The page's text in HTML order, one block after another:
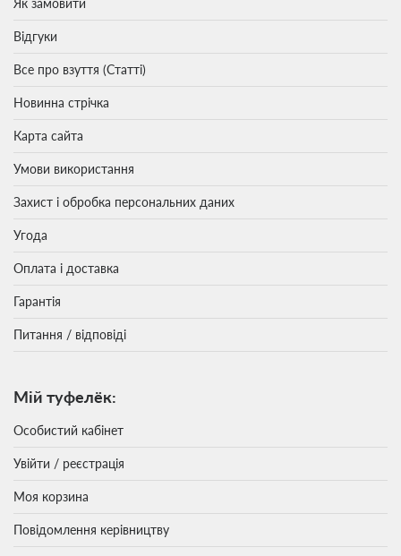
Як замовити
Відгуки
Все про взуття (Статті)
Новинна стрічка
Карта сайта
Умови використання
Захист і обробка персональних даних
Угода
Оплата і доставка
Гарантія
Питання / відповіді
Мій туфелёк:
Особистий кабінет
Увійти / реєстрація
Моя корзина
Повідомлення керівництву